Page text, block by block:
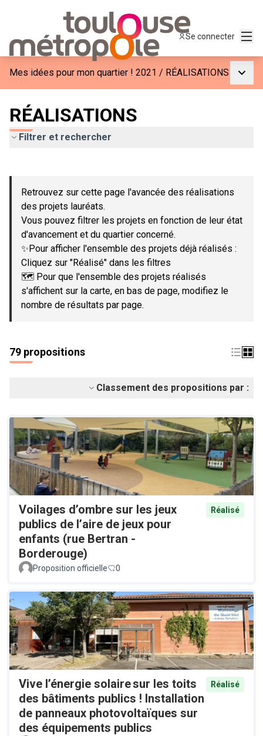
Se connecter
Mes idées pour mon quartier ! 2021 / RÉALISATIONS
RÉALISATIONS
Filtrer et rechercher
−
Retrouvez sur cette page l'avancée des réalisations
des projets lauréats.
Vous pouvez filtrer les projets en fonction de leur état
d'avancement et du quartier concerné.
✨Pour afficher l'ensemble des projets déjà réalisés :
Cliquez sur "Réalisé" dans les filtres
🗺️ Pour que l'ensemble des projets réalisés
s'affichent sur la carte, en bas de page, modifiez le
nombre de résultats par page.
79 propositions
Classement des propositions par :
Voilages d’ombre sur les jeux
publics de l’aire de jeux pour
enfants (rue Bertran -
Borderouge)
Réalisé
Proposition officielle 0
Vive l’énergie solaire sur les toits
des bâtiments publics ! Installation
de panneaux photovoltaïques sur
des équipements publics
Réalisé